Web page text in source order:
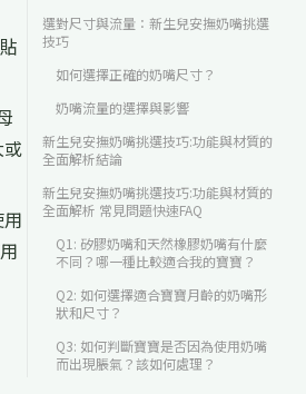
選對尺寸與流量：新生兒安撫奶嘴挑選
技巧
如何選擇正確的奶嘴尺寸？
奶嘴流量的選擇與影響
新生兒安撫奶嘴挑選技巧:功能與材質的
全面解析結論
新生兒安撫奶嘴挑選技巧:功能與材質的
全面解析 常見問題快速FAQ
Q1: 矽膠奶嘴和天然橡膠奶嘴有什麼
不同？哪一種比較適合我的寶寶？
Q2: 如何選擇適合寶寶月齡的奶嘴形
狀和尺寸？
Q3: 如何判斷寶寶是否因為使用奶嘴
而出現脹氣？該如何處理？